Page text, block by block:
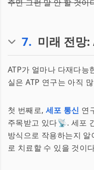
주면 그런 말 안 할 것이
7. 미래 전망:
ATP가 얼마나 다재다능
실은 ATP 연구는 아직
첫 번째로, 세포 통신 연
주목받고 있다📡. 세포
방식으로 작용하는지
로 치료할 수 있을 것이